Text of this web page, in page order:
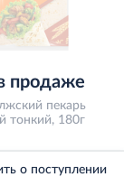
продаже
пекарь
тонкий, 180г
о поступлении